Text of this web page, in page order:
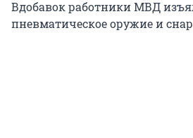
Вдобавок работники МВД
пневматическое оружие и